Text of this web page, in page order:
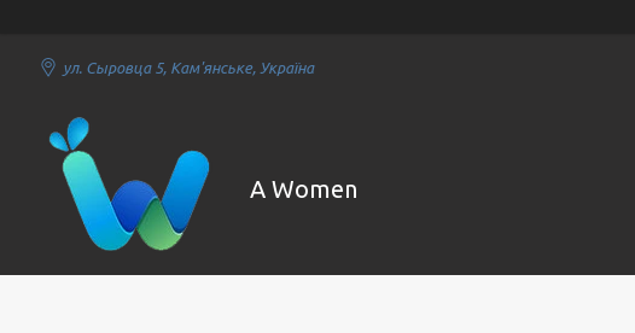
ул. Сыровца 5, Кам'янське, Україна
A Women